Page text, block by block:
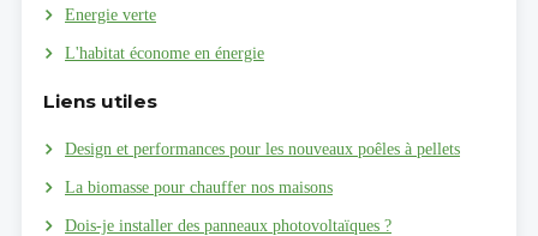
Energie verte
L'habitat économe en énergie
Liens utiles
Design et performances pour les nouveaux poêles à pellets
La biomasse pour chauffer nos maisons
Dois-je installer des panneaux photovoltaïques ?